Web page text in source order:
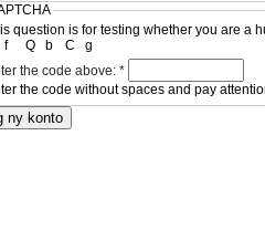
question is for testing whether you are a
g
C
b
Q
f
the code above:*
the code without spaces and pay